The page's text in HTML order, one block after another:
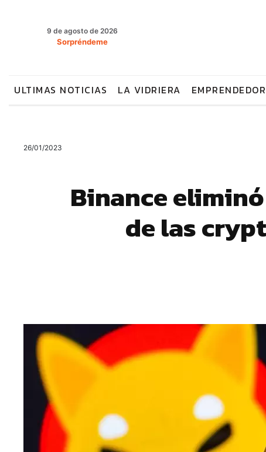
9 de agosto de 2026
Sorpréndeme
ULTIMAS NOTICIAS LA VIDRIERA
26/01/2023
Binance
de las